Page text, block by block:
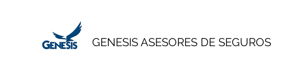
GENESIS ASESORES DE SEGUROS